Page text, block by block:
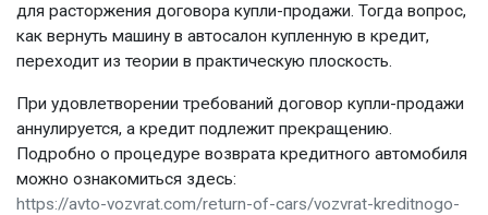
для расторжения договора купли-продажи. Тогда вопрос,
как вернуть машину в автосалон купленную в кредит,
переходит из теории в практическую плоскость.
При удовлетворении требований договор купли-продажи
аннулируется, а кредит подлежит прекращению.
Подробно о процедуре возврата кредитного автомобиля
можно ознакомиться здесь:
https://avto-vozvrat.com/return-of-cars/vozvrat-kreditnogo-